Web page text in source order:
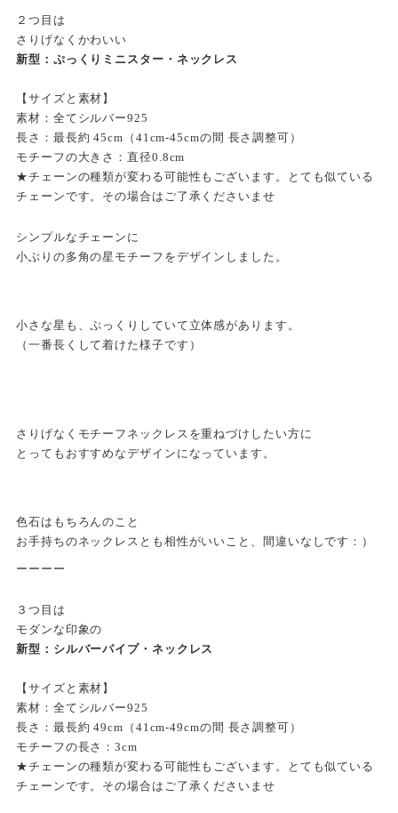
２つ目は
さりげなくかわいい
新型：ぷっくりミニスター・ネックレス
【サイズと素材】
素材：全てシルバー925
長さ：最長約 45cm（41cm-45cmの間 長さ調整可）
モチーフの大きさ：直径0.8cm
★チェーンの種類が変わる可能性もございます。とても似ている
チェーンです。その場合はご了承くださいませ
シンプルなチェーンに
小ぶりの多角の星モチーフをデザインしました。
小さな星も、ぷっくりしていて立体感があります。
（一番長くして着けた様子です）
さりげなくモチーフネックレスを重ねづけしたい方に
とってもおすすめなデザインになっています。
色石はもちろんのこと
お手持ちのネックレスとも相性がいいこと、間違いなしです：）
ーーーー
３つ目は
モダンな印象の
新型：シルバーパイプ・ネックレス
【サイズと素材】
素材：全てシルバー925
長さ：最長約 49cm（41cm-49cmの間 長さ調整可）
モチーフの長さ：3cm
★チェーンの種類が変わる可能性もございます。とても似ている
チェーンです。その場合はご了承くださいませ